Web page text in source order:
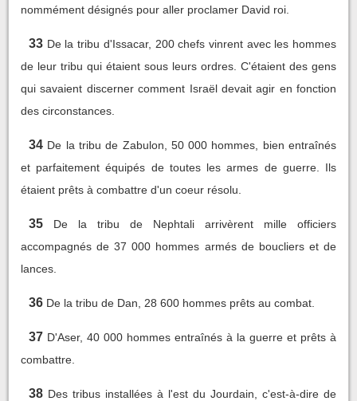
nommément désignés pour aller proclamer David roi.
33 De la tribu d'Issacar, 200 chefs vinrent avec les hommes
de leur tribu qui étaient sous leurs ordres. C'étaient des gens
qui savaient discerner comment Israël devait agir en fonction
des circonstances.
34 De la tribu de Zabulon, 50 000 hommes, bien entraînés
et parfaitement équipés de toutes les armes de guerre. Ils
étaient prêts à combattre d'un coeur résolu.
35
De la tribu de Nephtali arrivèrent mille officiers
accompagnés de 37 000 hommes armés de boucliers et de
lances.
36 De la tribu de Dan, 28 600 hommes prêts au combat.
37 D'Aser, 40 000 hommes entraînés à la guerre et prêts à
combattre.
38 Des tribus installées à l'est du Jourdain, c'est-à-dire de